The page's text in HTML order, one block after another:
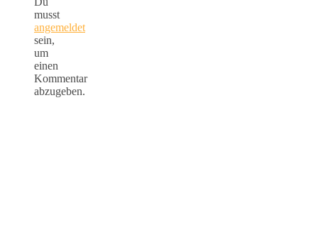
musst
angemeldet
sein,
um
einen
Kommentar
abzugeben.